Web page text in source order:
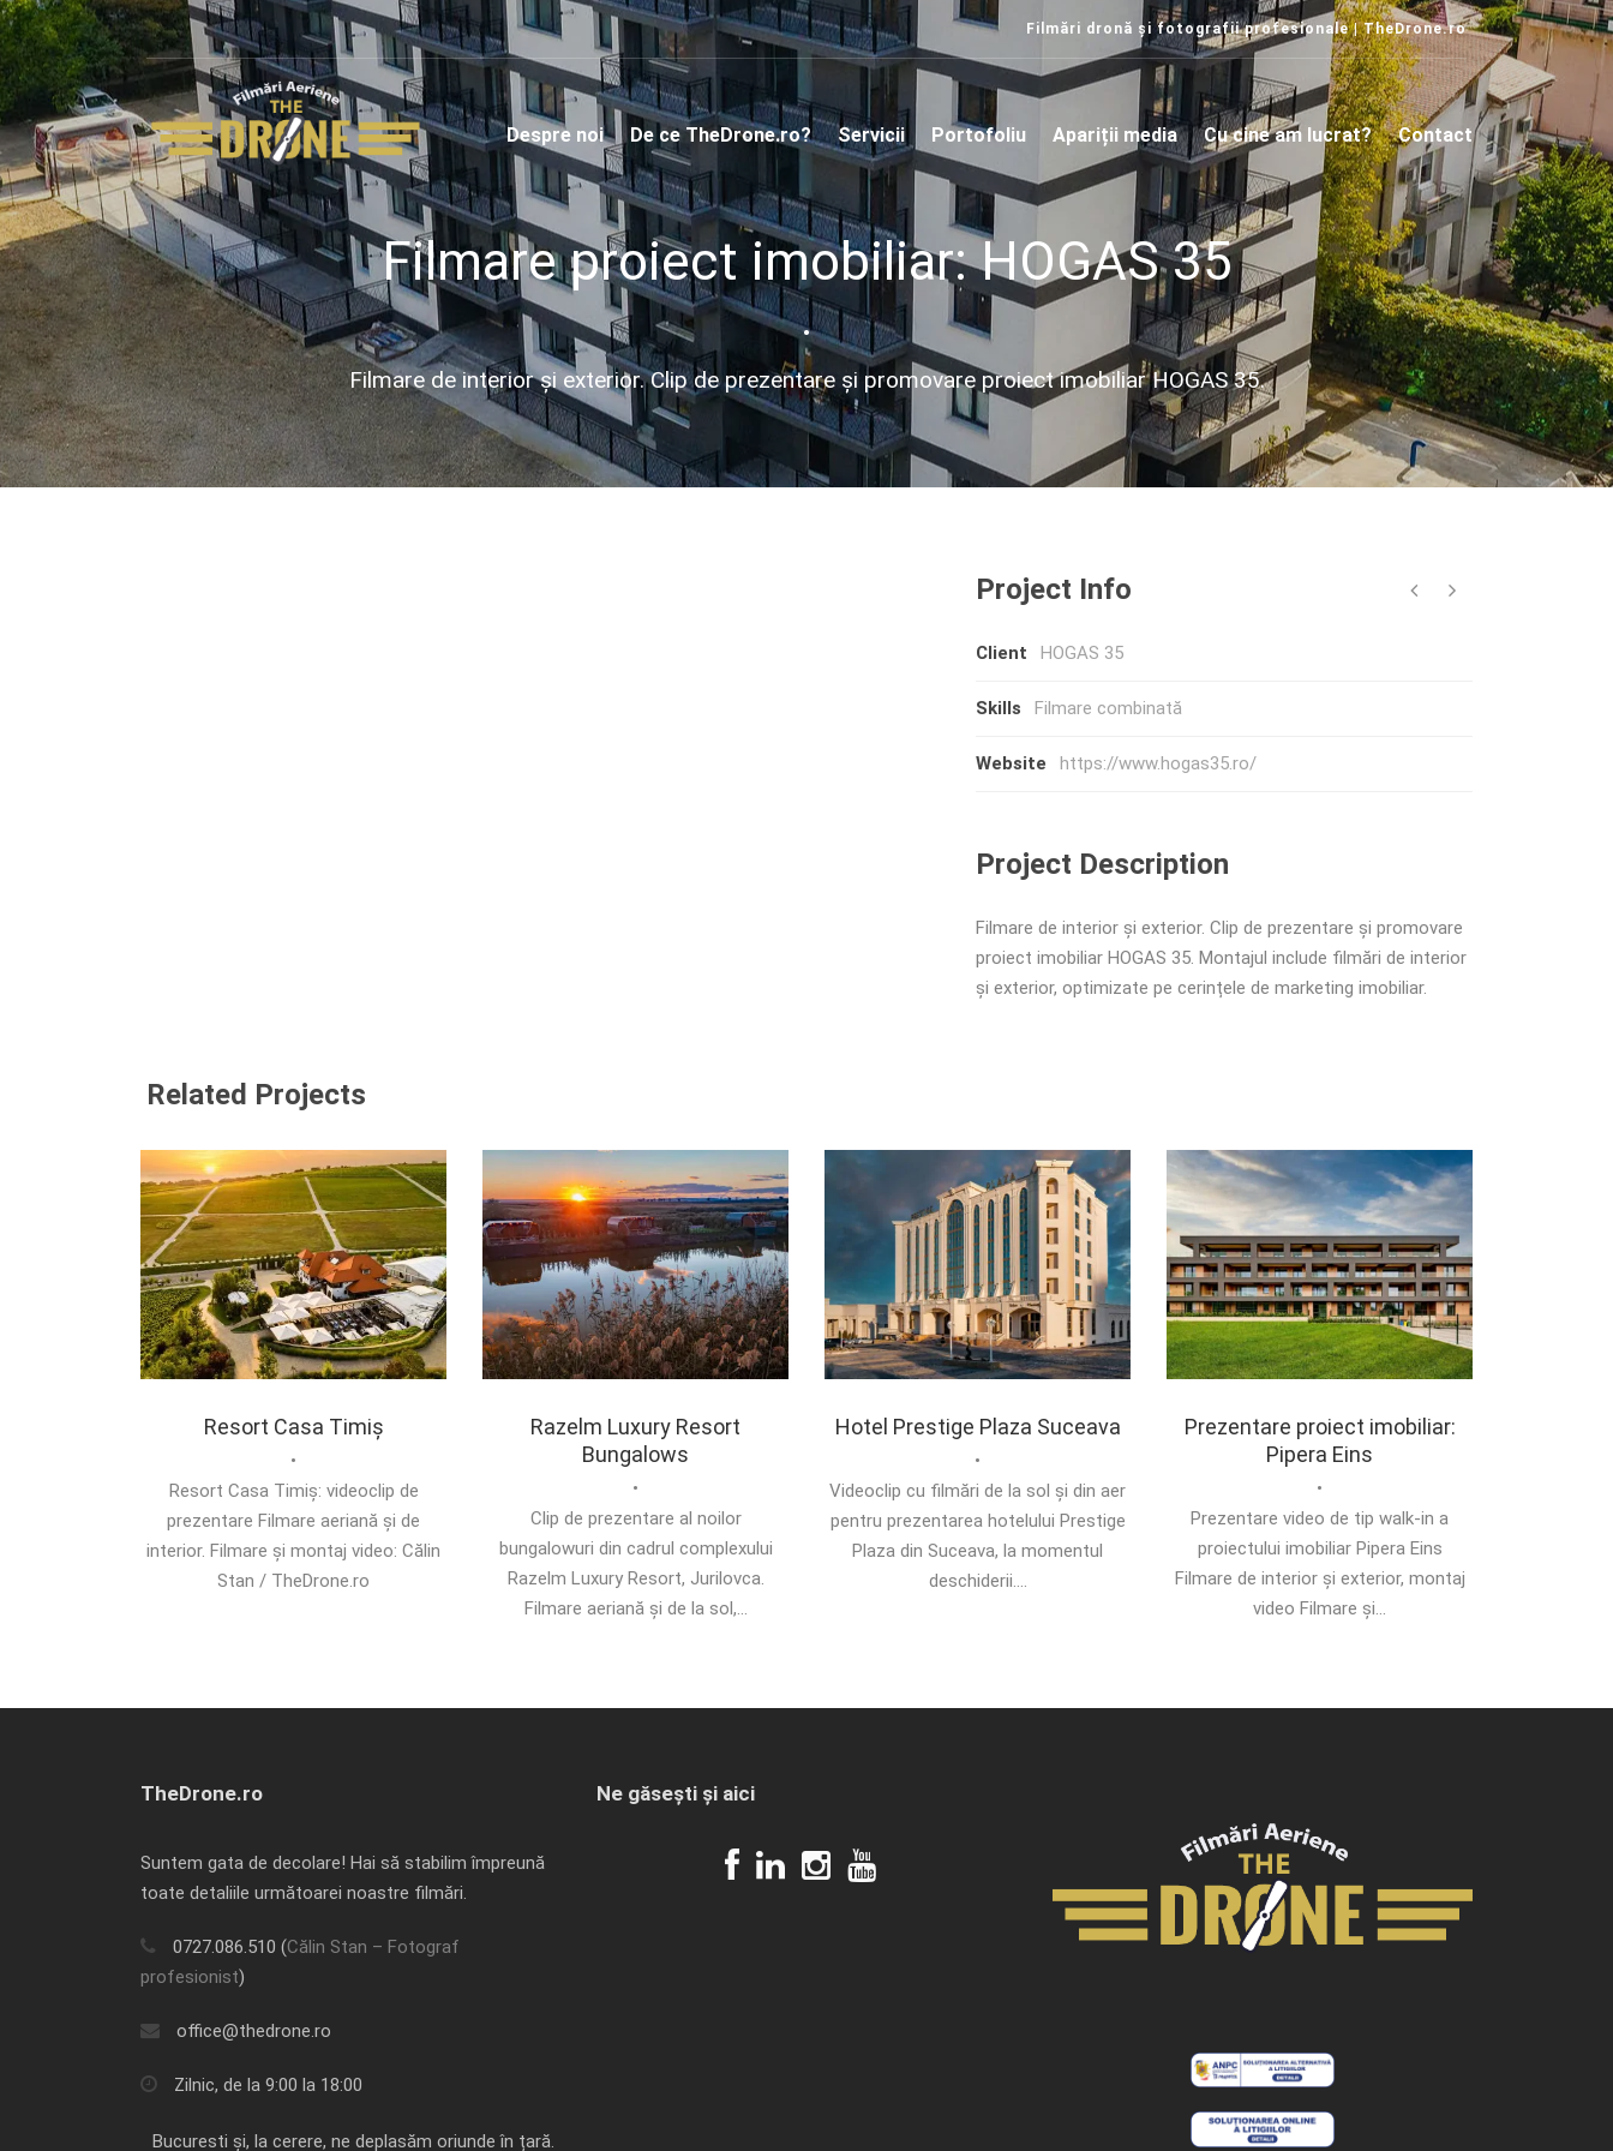
Filmări dronă și fotografii profesionale | TheDrone.ro
Despre noi De ce TheDrone.ro? Servicii Portofoliu Apariții media Cu cine am lucrat? Contact
Filmare proiect imobiliar: HOGAS 35
•
Filmare de interior și exterior. Clip de prezentare și promovare proiect imobiliar HOGAS 35.
Project Info
Client HOGAS 35
Skills Filmare combinată
Website https://www.hogas35.ro/
Project Description
Filmare de interior și exterior. Clip de prezentare și promovare
proiect imobiliar HOGAS 35. Montajul include filmări de interior
și exterior, optimizate pe cerințele de marketing imobiliar.
Related Projects
Resort Casa Timiș
•
Resort Casa Timiș: videoclip de
prezentare Filmare aeriană și de
interior. Filmare și montaj video: Călin
Stan / TheDrone.ro
Razelm Luxury Resort
Bungalows
•
Clip de prezentare al noilor
bungalowuri din cadrul complexului
Razelm Luxury Resort, Jurilovca.
Filmare aeriană și de la sol,...
Hotel Prestige Plaza Suceava
•
Videoclip cu filmări de la sol și din aer
pentru prezentarea hotelului Prestige
Plaza din Suceava, la momentul
deschiderii....
Prezentare proiect imobiliar:
Pipera Eins
•
Prezentare video de tip walk-in a
proiectului imobiliar Pipera Eins
Filmare de interior și exterior, montaj
video Filmare și...
TheDrone.ro
Suntem gata de decolare! Hai să stabilim împreună
toate detaliile următoarei noastre filmări.
0727.086.510 (Călin Stan – Fotograf
profesionist)
office@thedrone.ro
Zilnic, de la 9:00 la 18:00
Bucuresti și, la cerere, ne deplasăm oriunde în țară.
Ne găsești și aici